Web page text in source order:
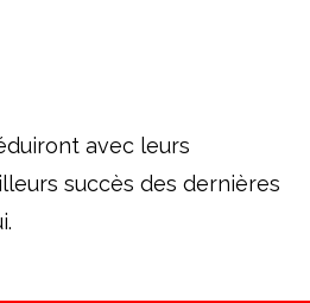
avec leurs
succès des dernières